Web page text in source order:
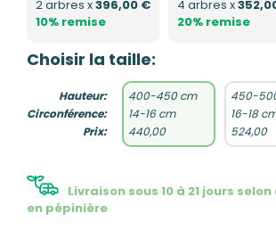
2 arbres x396,00 €
10% remise
4 arbres x
20% remise
Choisir la taille:
Hauteur:
Circonférence:
Prix:
400-450 cm
14-16 cm
440,00
450-
16-18
524,00
Livraison sous 10 à 21 jours
en pépinière